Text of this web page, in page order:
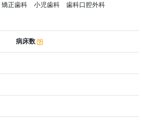
正歯科 小児歯科 歯科口腔外科
病床数